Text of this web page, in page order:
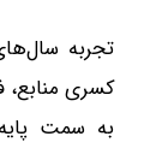
تجربه
کسری منابع،
به سمت